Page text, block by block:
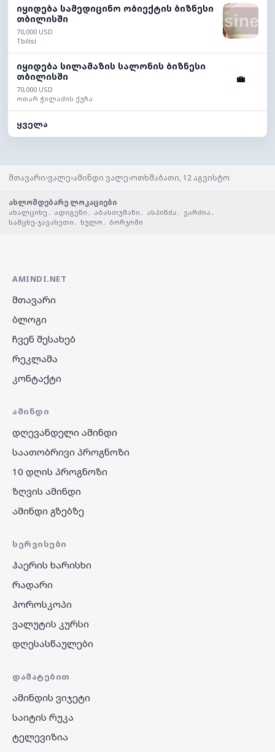
იყიდება სამედიცინო ობიექტის ბიზნესი
თბილისში
70,000 USD
Tbilisi
იყიდება სილამაზის სალონის ბიზნესი
თბილისში
70,000 USD
ოთარ ჭილაძის ქუჩა
💼
ყველა
მთავარი›ვალე›ამინდი ვალე›ოთხშაბათი, 12 აგვისტო
ახლომდებარე ლოკაციები
ახალციხე , ადიგენი , აბასთუმანი , ასპინძა , ვარძია ,
სამცხე-ჯავახეთი , ხულო , ბორჯომი
AMINDI.NET
მთავარი
ბლოგი
ჩვენ შესახებ
რეკლამა
კონტაქტი
ᲐᲛᲘᲜᲓᲘ
დღევანდელი ამინდი
საათობრივი პროგნოზი
10 დღის პროგნოზი
ზღვის ამინდი
ამინდი გზებზე
ᲡᲔᲠᲕᲘᲡᲔᲑᲘ
ჰაერის ხარისხი
რადარი
ჰოროსკოპი
ვალუტის კურსი
დღესასწაულები
ᲓᲐᲛᲐᲢᲔᲑᲘᲗ
ამინდის ვიჯეტი
საიტის რუკა
ტელევიზია